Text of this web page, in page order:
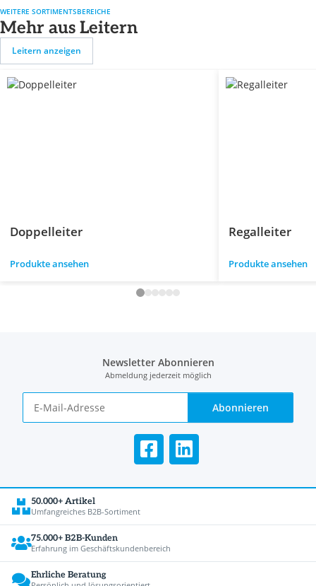
WEITERE SORTIMENTSBEREICHE
Mehr aus Leitern
Leitern anzeigen
Doppelleiter
Produkte ansehen
Regalleiter
Produkte ansehen
Newsletter Abonnieren
Abmeldung jederzeit möglich
Abonnieren
50.000+ Artikel
Umfangreiches B2B-Sortiment
75.000+ B2B-Kunden
Erfahrung im Geschäftskundenbereich
Ehrliche Beratung